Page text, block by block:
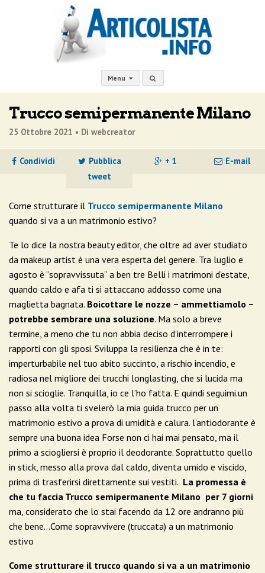
Menu
Trucco semipermanente Milano
25 Ottobre 2021 • Di webcreator
Condividi
Pubblica
tweet
+ 1 E-mail
Come strutturare il Trucco semipermanente Milano
quando si va a un matrimonio estivo?
Te lo dice la nostra beauty editor, che oltre ad aver studiato
da makeup artist è una vera esperta del genere. Tra luglio e
agosto è “sopravvissuta” a ben tre Belli i matrimoni d’estate,
quando caldo e afa ti si attaccano addosso come una
maglietta bagnata. Boicottare le nozze – ammettiamolo –
potrebbe sembrare una soluzione. Ma solo a breve
termine, a meno che tu non abbia deciso d’interrompere i
rapporti con gli sposi. Sviluppa la resilienza che è in te:
imperturbabile nel tuo abito succinto, a rischio incendio, e
radiosa nel migliore dei trucchi longlasting, che si lucida ma
non si scioglie. Tranquilla, io ce l’ho fatta. E quindi seguimi.un
passo alla volta ti svelerò la mia guida trucco per un
matrimonio estivo a prova di umidità e calura. l’antiodorante è
sempre una buona idea Forse non ci hai mai pensato, ma il
primo a sciogliersi è proprio il deodorante. Soprattutto quello
in stick, messo alla prova dal caldo, diventa umido e viscido,
prima di trasferirsi direttamente sui vestiti. La promessa è
che tu faccia Trucco semipermanente Milano per 7 giorni
ma, considerato che lo stai facendo da 12 ore andranno più
che bene…Come sopravvivere (truccata) a un matrimonio
estivo
Come strutturare il trucco quando si va a un matrimonio